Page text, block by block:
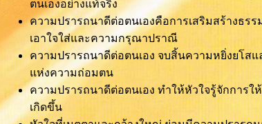
ตนเองอย่างแท้จริง
ความปรารถนาดีต่อตนเองคือการเสริมสร้างธร
เอาใจใส่และความกรุณาปราณี
ความปรารถนาดีต่อตนเอง จบสิ้นความหยิ่งยโสแ
แห่งความถ่อมตน
ความปรารถนาดีต่อตนเอง ทำให้หัวใจรู้จักการใ
เกิดขึ้น